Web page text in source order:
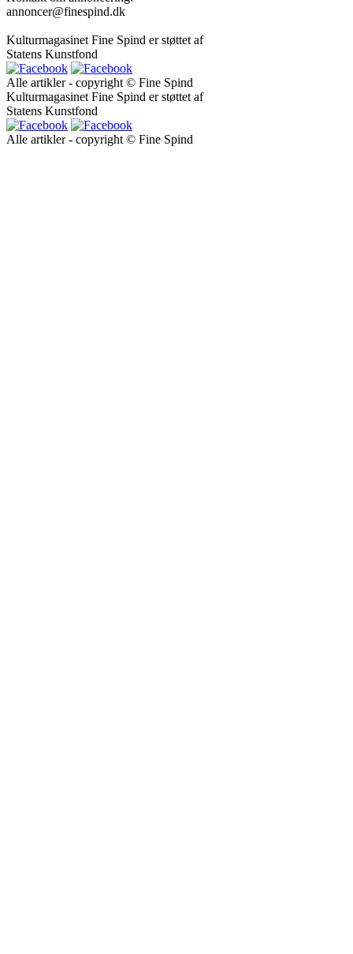
annoncer@finespind.dk
Kulturmagasinet Fine Spind er støttet af
Statens Kunstfond
Alle artikler - copyright © Fine Spind
Kulturmagasinet Fine Spind er støttet af
Statens Kunstfond
Alle artikler - copyright © Fine Spind